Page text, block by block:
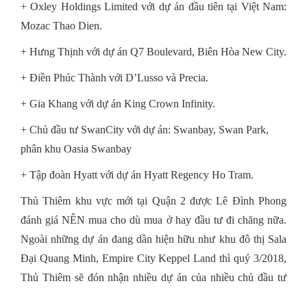
+ Oxley Holdings Limited với dự án đầu tiên tại Việt Nam:
Mozac Thao Dien.
+ Hưng Thịnh với dự án Q7 Boulevard, Biên Hòa New City.
+ Điền Phúc Thành với D’Lusso và Precia.
+ Gia Khang với dự án King Crown Infinity.
+ Chủ đầu tư SwanCity với dự án: Swanbay, Swan Park,
phân khu Oasia Swanbay
+ Tập đoàn Hyatt với dự án Hyatt Regency Ho Tram.
Thủ Thiêm khu vực mới tại Quận 2 được Lê Đình Phong
đánh giá NÊN mua cho dù mua ở hay đầu tư đi chăng nữa.
Ngoài những dự án đang dần hiện hữu như khu đô thị Sala
Đại Quang Minh, Empire City Keppel Land thì quý 3/2018,
Thủ Thiêm sẽ đón nhận nhiều dự án của nhiều chủ đầu tư